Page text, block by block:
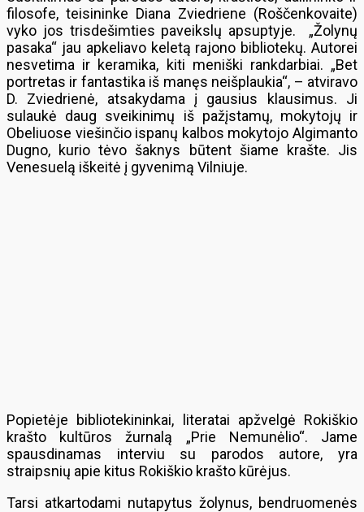
filosofe, teisininke Diana Zviedriene (Roščenkovaite)
vyko jos trisdešimties paveikslų apsuptyje. „Žolynų
pasaka“ jau apkeliavo keletą rajono bibliotekų. Autorei
nesvetima ir keramika, kiti meniški rankdarbiai. „Bet
portretas ir fantastika iš manęs neišplaukia“, – atviravo
D. Zviedrienė, atsakydama į gausius klausimus. Ji
sulaukė daug sveikinimų iš pažįstamų, mokytojų ir
Obeliuose viešinčio ispanų kalbos mokytojo Algimanto
Dugno, kurio tėvo šaknys būtent šiame krašte. Jis
Venesuelą iškeitė į gyvenimą Vilniuje.
Popietėje bibliotekininkai, literatai apžvelgė Rokiškio
krašto kultūros žurnalą „Prie Nemunėlio“. Jame
spausdinamas interviu su parodos autore, yra
straipsnių apie kitus Rokiškio krašto kūrėjus.
Tarsi atkartodami nutapytus žolynus, bendruomenės